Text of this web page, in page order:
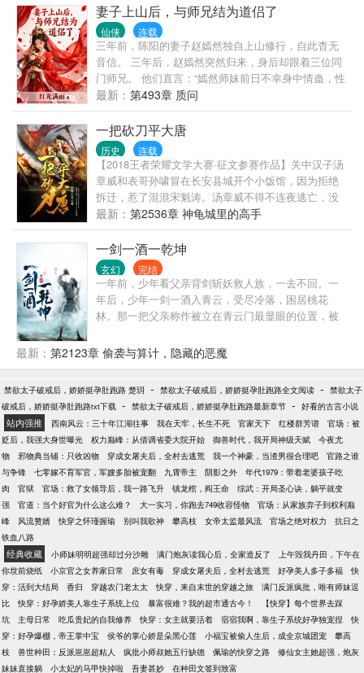
妻子上山后，与师兄结为道侣了
仙侠 连载
三年前，陈阳的妻子赵嫣然独自上山修行，自此杳无
音信。 三年后，赵嫣然突然归来，身后却跟着三位同
门师兄。 他们直言：“嫣然师妹前日不幸身中情蛊，性
命垂危，只得由我三人为其解毒。如今，她已与我们
结为道侣。” 原来赵嫣然此次回来，并非为了破镜重
圆，而是向陈阳提出和离，只给他一天时间决断。 深
夜辗转，陈阳难以入眠，原本宿于隔壁的赵嫣然却悄
然推门而入。 虽身陷情蛊、身不由己，她心中仍念着
陈阳，低声问他：“夫君可愿……随我一同上山修行？”
最新： 第493章 质问
一把砍刀平大唐
历史 连载
【2018王者荣耀文学大赛·征文参赛作品】关中汉子汤
章威和表哥孙啸冒在长安县城开个小饭馆，因为拒绝
拆迁，惹了混混宋魁涛。汤章威不得不连夜逃亡，没
想到忽然进入了晚唐。 更让他感到的可怕是，他进入
的时间居然是黄巢即将攻破长安的那个年代。 汤章威
与沙陀人李克用大战黄巢，以及黄巢的继承者朱温，
谱写了一曲热血长安的战歌。 凭着一把刀，一群兄
弟，他能挽救大唐的文明吗？ 请诸位看完这个故事，
自然可以见个分晓。
最新： 第2536章 神龟城里的高手
一剑一酒一乾坤
玄幻 完结
一年前，少年看父亲背剑斩妖救人族，一去不回。一
年后，少年一剑一酒入青云，受尽冷落，困居桃花
林。那一把父亲称作被立在青云门最显眼的位置，被
前拔出那一把守护之剑，那一刻，嘲笑他的人皆丧于
剑下，剑出鞘，妖族颤栗，魔族胆寒，仙人震惊！
最新： 第2123章 偷袭与算计，隐藏的恶魔
禁欲太子破戒后，娇娇挺孕肚跑路 楚玥 - 禁欲太子破戒后，娇娇挺孕肚跑路全文阅读 - 禁欲太子
破戒后，娇娇挺孕肚跑路txt下载 - 禁欲太子破戒后，娇娇挺孕肚跑路最新章节 - 好看的古言小说
站内强推 西南风云：三十年江湖往事 我在天牢，长生不死 官家天下 红楼群芳谱
官场：被
贬后，我强大身世曝光
权力巅峰：从借调省委大院开始 御兽时代，我开局神级天赋
今夜尤
物
邪物典当铺：只收凶物 穿成女屠夫后，全村去逃荒 我一个神豪，当渣男很合理吧
官路之谁
与争锋
七零嫁不育军官，军嫂多胎被宠翻 九霄帝主 阴影之外
年代1979：带着老婆孩子吃
肉
官狱 官场：救了女领导后，我一路飞升 镇龙棺，阎王命
综武：开局圣心诀，躺平就变
强
官道：当个好官为什么这么难？ 大一实习，你跑去749收容怪物
官场：从家族弃子到权利巅
峰
风流赘婿 快穿之怀瑾握瑜 别叫我歌神 攀高枝 女帝太监最风流 官场之绝对权力
抗日之
铁血八路
经典收藏 小师妹明明超强却过分沙雕 满门炮灰读我心后，全家造反了
上午毁我丹田，下午在
你坟前烧纸
小京官之女养家日常 庶女有毒 穿成女屠夫后，全村去逃荒 好孕美人多子多福
快
穿：活到大结局
香归 穿越农门老太太 快穿，来自末世的穿越之旅
满门反派疯批，唯有师妹逗
比
快穿：好孕娇美人靠生子系统上位 暴富很难？我的超市通古今！
【快穿】每个世界去踩
坑
主母日常 吃瓜贵妃的自我修养 快穿：女主就要活着 宿宿我啊，靠生子系统好孕独宠捏
快
穿：好孕爆棚，帝王掌中宝
侯爷的掌心娇是朵黑心莲 小福宝被偷人生后，成全京城团宠
攀高
枝
兽世种田：反派崽崽超粘人 疯批小师叔她五行缺德 佩瑜的快穿之路
修仙女主她超强，炮灰
妹妹直接躺
小太妃的马甲快掉啦 吾妻甚妙 在种田文签到致富